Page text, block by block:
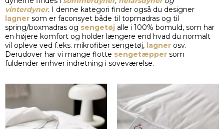
vinterdyner. I denne kategori finder også du designer
lagner som er faconsyet både til topmadras og til
spring/boxmadras og sengetøj alle i 100% bomuld, som har
en højere komfort og holder længere end hvad du normalt
vil opleve ved f.eks. mikrofiber sengetøj, lagner osv.
Derudover har vi mange flotte sengetæpper som
fuldender enhver indretning i soveværelse.